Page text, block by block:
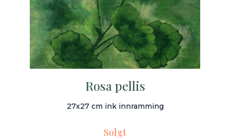
Rosa pellis
27x27 cm ink innramming
Solgt